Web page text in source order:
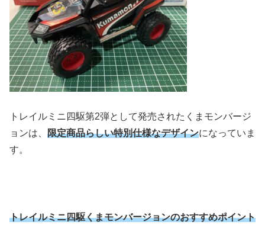
トレイルミニ四駆第2弾として発売されたくまモンバージ
ョンは、 限定商品らしい特別仕様なデザインになっていま
す。
トレイルミニ四駆くまモンバージョンのおすすめポイント